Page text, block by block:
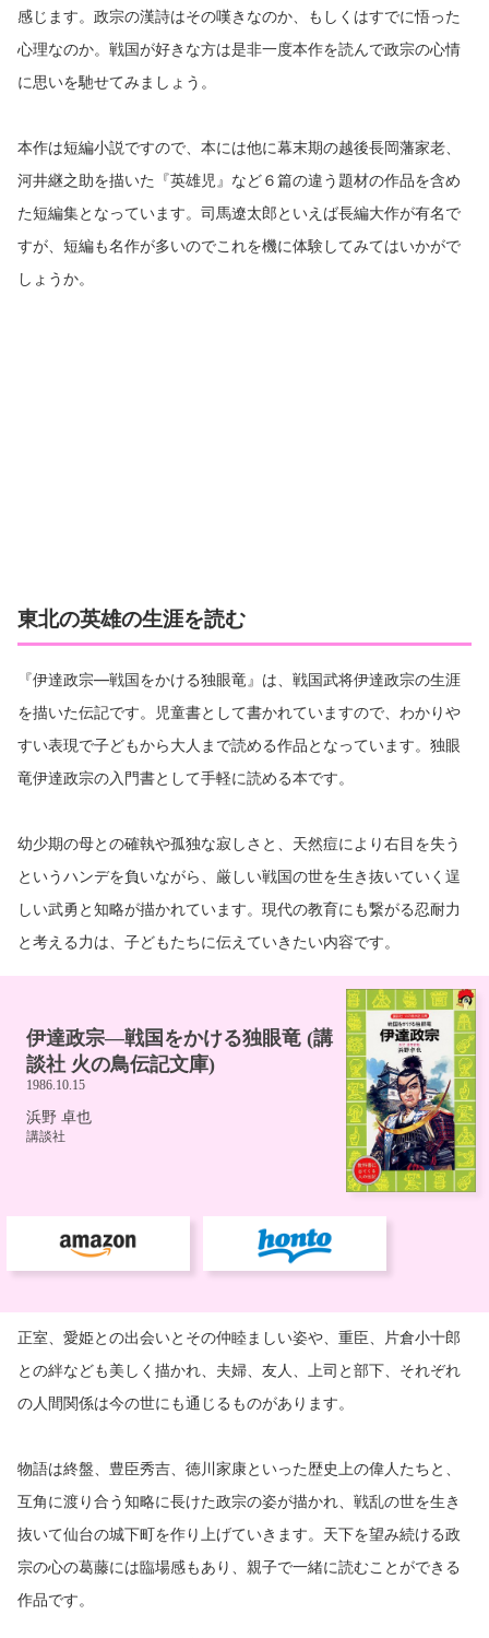
感じます。政宗の漢詩はその嘆きなのか、もしくはすでに悟った
心理なのか。戦国が好きな方は是非一度本作を読んで政宗の心情
に思いを馳せてみましょう。
本作は短編小説ですので、本には他に幕末期の越後長岡藩家老、
河井継之助を描いた『英雄児』など６篇の違う題材の作品を含め
た短編集となっています。司馬遼太郎といえば長編大作が有名で
すが、短編も名作が多いのでこれを機に体験してみてはいかがで
しょうか。
東北の英雄の生涯を読む
『伊達政宗―戦国をかける独眼竜』は、戦国武将伊達政宗の生涯
を描いた伝記です。児童書として書かれていますので、わかりや
すい表現で子どもから大人まで読める作品となっています。独眼
竜伊達政宗の入門書として手軽に読める本です。
幼少期の母との確執や孤独な寂しさと、天然痘により右目を失う
というハンデを負いながら、厳しい戦国の世を生き抜いていく逞
しい武勇と知略が描かれています。現代の教育にも繋がる忍耐力
と考える力は、子どもたちに伝えていきたい内容です。
正室、愛姫との出会いとその仲睦ましい姿や、重臣、片倉小十郎
との絆なども美しく描かれ、夫婦、友人、上司と部下、それぞれ
の人間関係は今の世にも通じるものがあります。
物語は終盤、豊臣秀吉、徳川家康といった歴史上の偉人たちと、
互角に渡り合う知略に長けた政宗の姿が描かれ、戦乱の世を生き
抜いて仙台の城下町を作り上げていきます。天下を望み続ける政
宗の心の葛藤には臨場感もあり、親子で一緒に読むことができる
作品です。